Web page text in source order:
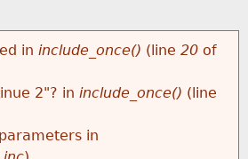
in include_once() (line 20of
2"? in include_once() (line
in